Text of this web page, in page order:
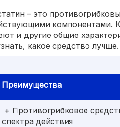
– это
компонентами.
и другие общие
какое средство лучше.
Преимущества
+ Противогрибковое
спектра действия